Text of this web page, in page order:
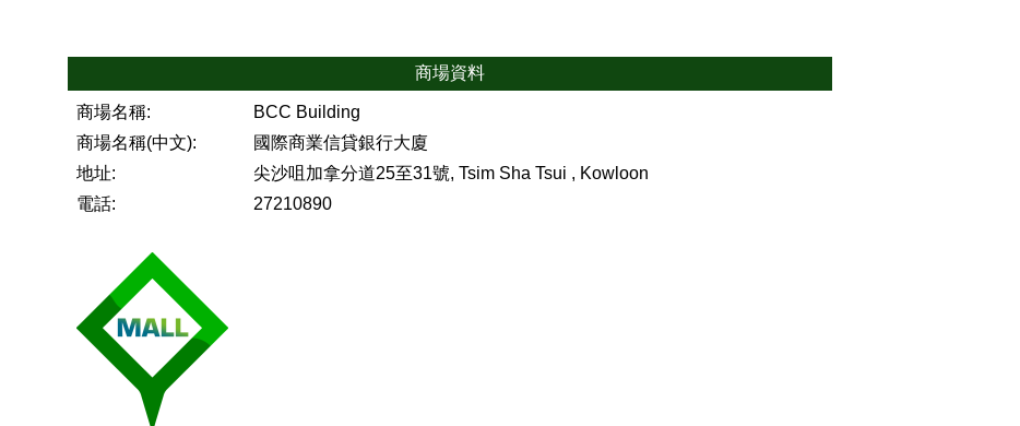
商場資料
商場名稱:
BCC Building
商場名稱(中文):
國際商業信貸銀行大廈
地址:
尖沙咀加拿分道25至31號, Tsim Sha Tsui , Kowloon
電話:
27210890